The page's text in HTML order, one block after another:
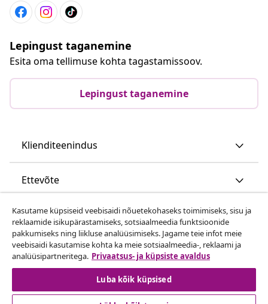
Lepingust taganemine
Esita oma tellimuse kohta tagastamissoov.
Lepingust taganemine
Klienditeenindus
Ettevõte
vidaXL
Vaata rohkem
Kasutame küpsiseid veebisaidi nõuetekohaseks toimimiseks, sisu ja
reklaamide isikupärastamiseks, sotsiaalmeedia funktsioonide
pakkumiseks ning liikluse analüüsimiseks. Jagame teie infot meie
veebisaidi kasutamise kohta ka meie sotsiaalmeedia-, reklaami ja
analüüsipartneritega. Privaatsus- ja küpsiste avaldus
Luba kõik küpsised